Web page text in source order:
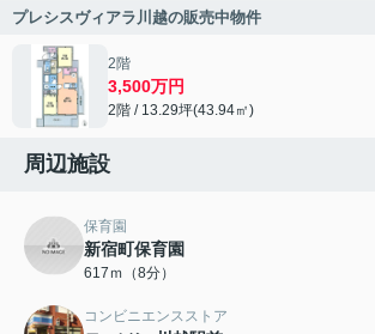
プレシスヴィアラ川越の販売中物件
2階
3,500万円
2階 / 13.29坪(43.94㎡)
周辺施設
保育園
新宿町保育園
617ｍ（8分）
コンビニエンスストア